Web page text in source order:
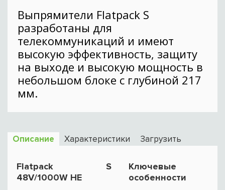
Выпрямители Flatpack S
разработаны для
телекоммуникаций и имеют
высокую эффективность, защиту
на выходе и высокую мощность в
небольшом блоке с глубиной 217
мм.
Описание Характеристики Загрузить
Flatpack S
48V/1000W HE
Ключевые
особенности